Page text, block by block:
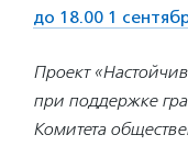
до 18.00 1
Проект
при поддержке
Комитета